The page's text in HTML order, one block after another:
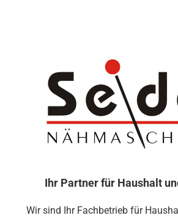
Ihr Partner für Haushalt
Wir sind Ihr Fachbetrieb für